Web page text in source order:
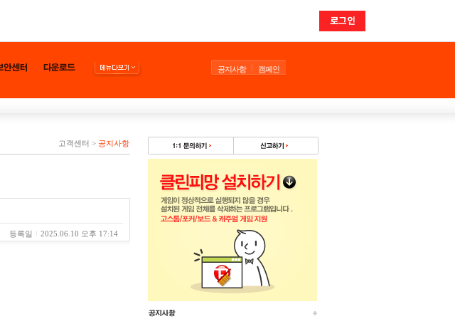
로그인
공지사항 캠페인
고객센터 > 공지사항
등록일 2025.06.10 오후 17:14